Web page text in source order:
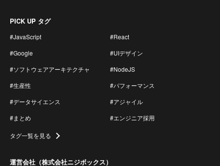
PICK UP タグ
#JavaScript
#React
#Google
#UIデザイン
#ソフトウェアアーキテクチャ
#NodeJS
#生産性
#パフォーマンス
#データサイエンス
#アジャイル
#まとめ
#エンジニア採用
タグ一覧を見る
運営会社（株式会社ニジボックス）